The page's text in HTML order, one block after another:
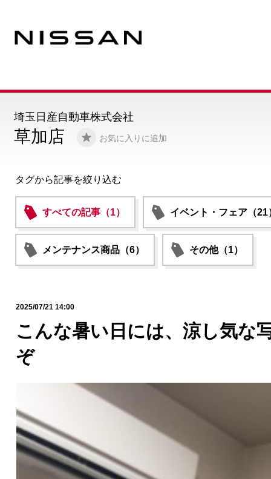
草加店 お気に入りに追加
埼玉日産自動車株式会社
タグから記事を絞り込む
すべての記事（1） イベント・フェア（21
メンテナンス商品（6） その他（1）
2025/07/21 14:00
こんな暑い日には、涼し気な
ぞ